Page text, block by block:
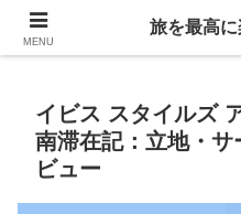
Life is
イビス スタイルズ
南滞在記：立地・
ビュー
MENU
旅を最高